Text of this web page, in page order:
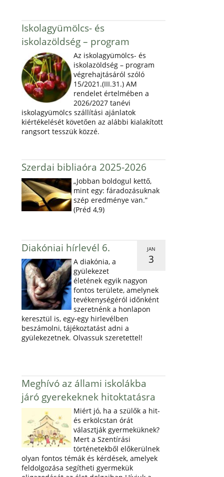
Iskolagyümölcs- és
iskolazöldség – program
Az iskolagyümölcs- és
iskolazöldség – program
végrehajtásáról szóló
15/2021.(III.31.) AM
rendelet értelmében a
2026/2027 tanévi
iskolagyümölcs szállítási ajánlatok
kiértékelését követően az alábbi kialakított
rangsort tesszük közzé.
Szerdai bibliaóra 2025-2026
„Jobban boldogul kettő,
mint egy: fáradozásuknak
szép eredménye van.”
(Préd 4,9)
JAN
3
Diakóniai hírlevél 6.
A diakónia, a
gyülekezet
életének egyik nagyon
fontos területe, amelynek
tevékenységéról időnként
szeretnénk a honlapon
keresztül is, egy-egy hirlevélben
beszámolni, tájékoztatást adni a
gyülekezetnek. Olvassuk szeretettel!
Meghívó az állami iskolákba
járó gyerekeknek hitoktatásra
Miért jó, ha a szülők a hit-
és erkölcstan órát
választják gyermeküknek?
Mert a Szentírási
történetekből előkerülnek
olyan fontos témák és kérdések, amelyek
feldolgozása segítheti gyermekük